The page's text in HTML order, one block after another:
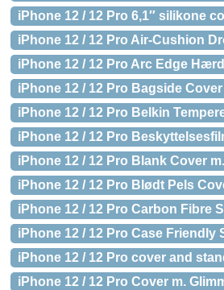
iPhone 12 / 12 Pro 6,1″ silikone
iPhone 12 / 12 Pro Air-Cushion
iPhone 12 / 12 Pro Arc Edge
iPhone 12 / 12 Pro Bagside
iPhone 12 / 12 Pro Belkin
iPhone 12 / 12 Pro
iPhone 12 / 12 Pro Blank Cover
iPhone 12 / 12 Pro Blødt Pels
iPhone 12 / 12 Pro Carbon Fibre
iPhone 12 / 12 Pro Case
iPhone 12 / 12 Pro cover and
iPhone 12 / 12 Pro Cover m.